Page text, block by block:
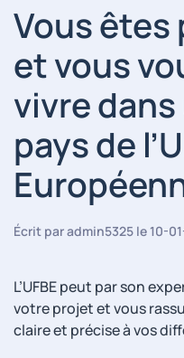
Vous êtes
et vous
vivre
pays de
Écrit paradmin5325 le 10-
L’UFBE peut par son
votre projet et vous
claire et précise à vos